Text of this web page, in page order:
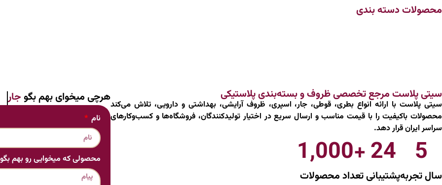
محصولات دسته بندی
سیتی پلاست مرجع تخصصی ظروف و بسته‌بندی پلاستیکی
سیتی پلاست با ارائه انواع بطری، قوطی، جار، اسپری، ظروف آرایشی، بهداشتی و دارویی، تلاش می‌کند
محصولات باکیفیت را با قیمت مناسب و ارسال سریع در اختیار تولیدکنندگان، فروشگاه‌ها و کسب‌وکارهای
سراسر ایران قرار دهد.
سال تجربه
5
پشتیبانی
24
تعداد محصولات
+
1,000
هرچی میخوای بهم بگوقوطی
نام
محصولی که میخوایی رو بهم